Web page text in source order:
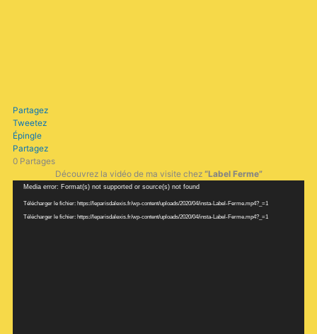
Partagez
Tweetez
Épingle
Partagez
0 Partages
Découvrez la vidéo de ma visite chez“Label Ferme”
Lecteur
Media error: Format(s) not supported or source(s) not found
Télécharger le fichier: https://leparisdalexis.fr/wp-content/uploads/2020/04/insta-Label-Ferme.mp4?_=1
Télécharger le fichier: https://leparisdalexis.fr/wp-content/uploads/2020/04/insta-Label-Ferme.mp4?_=1